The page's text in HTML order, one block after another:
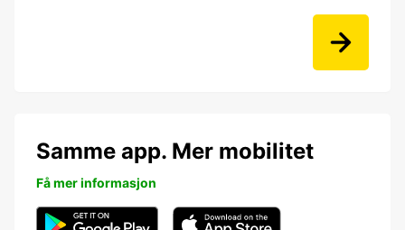
Samme app. Mer mobilitet
Få mer informasjon